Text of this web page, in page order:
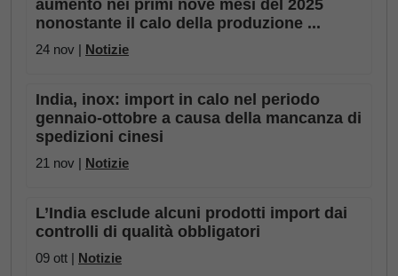
aumento nei primi nove mesi del 2025
nonostante il calo della produzione ...
24 nov | Notizie
India, inox: import in calo nel periodo
gennaio-ottobre a causa della mancanza di
spedizioni cinesi
21 nov | Notizie
L’India esclude alcuni prodotti import dai
controlli di qualità obbligatori
09 ott | Notizie